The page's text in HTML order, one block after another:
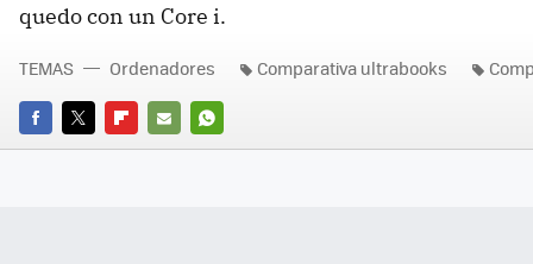
quedo con un Core i.
FACEBOOK
TWITTERFLIPBOARD
E-
WHATSAPP
TEMAS Ordenadores Comparativa ultrabooks